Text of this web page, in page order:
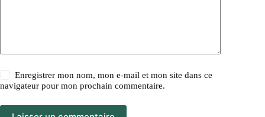
Enregistrer mon nom, mon e-mail et mon site dans ce
navigateur pour mon prochain commentaire.